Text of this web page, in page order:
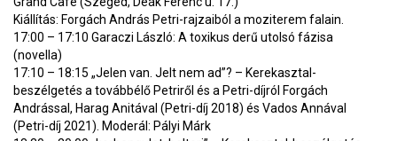
Kiállítás: Forgách András Petri-rajzaiból a moziterem falain.
17:00 – 17:10 Garaczi László: A toxikus derű utolsó fázisa
(novella)
17:10 – 18:15 „Jelen van. Jelt nem ad”? – Kerekasztal-
beszélgetés a továbbélő Petriről és a Petri-díjról Forgách
Andrással, Harag Anitával (Petri-díj 2018) és Vados Annával
(Petri-díj 2021). Moderál: Pályi Márk